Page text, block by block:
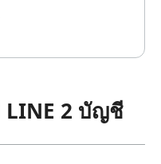
LINE 2 บัญชี